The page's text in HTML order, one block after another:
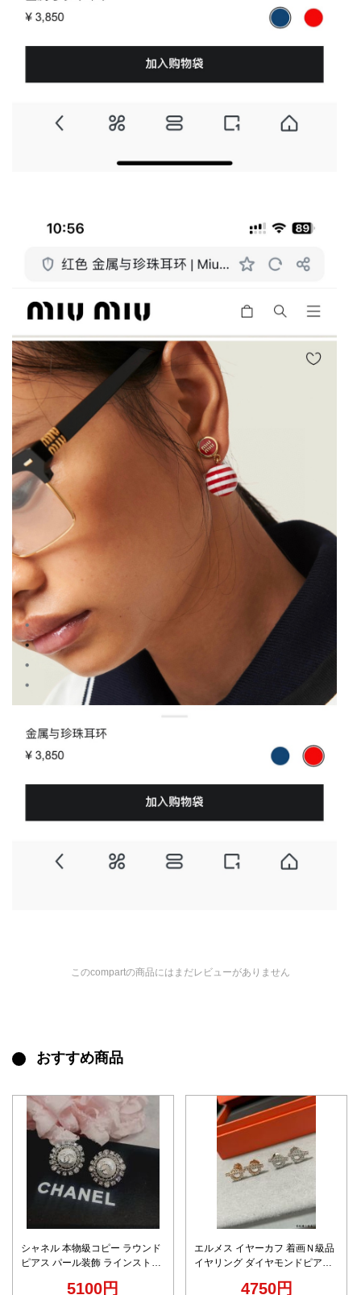
このcompartの商品にはまだレビューがありません
おすすめ商品
シャネル 本物級コピー ラウンド
ピアス パール装飾 ラインストー
5100円
エルメス イヤーカフ 着画Ｎ級品
イヤリング ダイヤモンドピアス
4750円